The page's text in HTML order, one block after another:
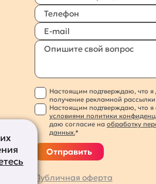
Настоящим подтверждаю, что я
получение рекламной рассылки
Настоящим подтверждаю, что я
условиями политики
даю согласие на обработку
данных.*
Отправить
Публичная оферта